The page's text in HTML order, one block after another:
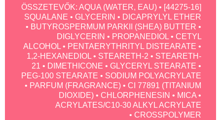
[44275-16] ÖSSZETEVŐK: AQUA (WATER, EAU) •
SQUALANE • GLYCERIN • DICAPRYLYL ETHER
• BUTYROSPERMUM PARKII (SHEA) BUTTER •
DIGLYCERIN • PROPANEDIOL • CETYL
ALCOHOL • PENTAERYTHRITYL DISTEARATE •
1,2-HEXANEDIOL • STEARETH-2 • STEARETH-
21 • DIMETHICONE • GLYCERYL STEARATE •
PEG-100 STEARATE • SODIUM POLYACRYLATE
• PARFUM (FRAGRANCE) • CI 77891 (TITANIUM
DIOXIDE) • CHLORPHENESIN • MICA •
ACRYLATES/C10-30 ALKYL ACRYLATE
CROSSPOLYMER •